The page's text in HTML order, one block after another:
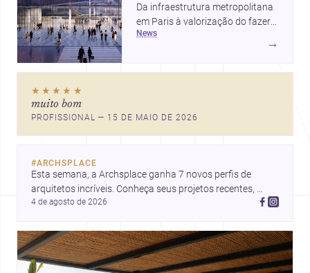
Da infraestrutura metropolitana
em Paris à valorização do fazer
artesanal e à casa elevada da
inspirador para profissionais que
pensam cidade, construção e
news
→
★★★★★
muito bom
PROFISSIONAL — 15 DE MAIO DE 2026
#ARCHSPLACE
Esta semana, a Archsplace ganha 7 novos perfis de
arquitetos incríveis. Conheça seus projetos recentes,
inspire-se com seus trabalhos e descubra talentos que
4 de agosto de 2026